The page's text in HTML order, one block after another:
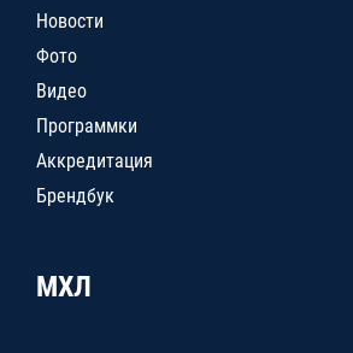
Новости
Фото
Видео
Программки
Аккредитация
Брендбук
МХЛ